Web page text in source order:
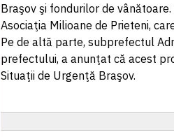
Braşov şi fondurilor de
Asociaţia Milioane de Prieteni,
Pe de altă parte, subprefectul
prefectului, a anunţat că acest
Situaţii de Urgenţă Braşov.